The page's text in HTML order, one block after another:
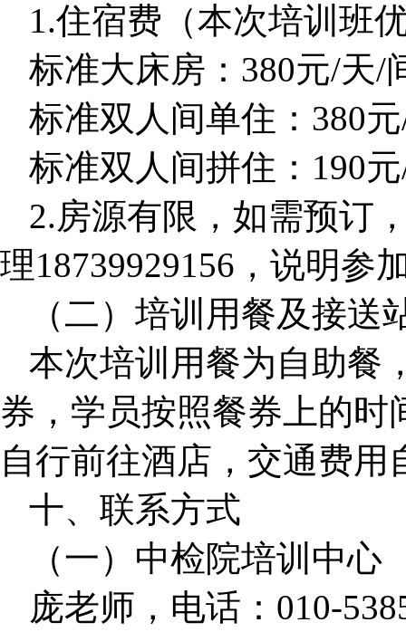
1.住宿费（本次培训班
标准大床房：380元/天/
标准双人间单住：380
标准双人间拼住：190
2.房源有限，如需预订
理18739929156，说明参
（二）培训用餐及接送
本次培训用餐为自助餐
券，学员按照餐券上的
自行前往酒店，交通费用
十、联系方式
（一）中检院培训中心
庞老师，电话：010-